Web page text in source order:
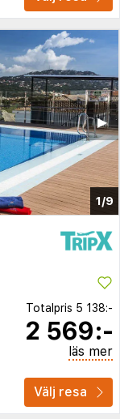
1/9
▶︎
Totalpris 5 138:-
2 569:-
läs mer
Välj resa